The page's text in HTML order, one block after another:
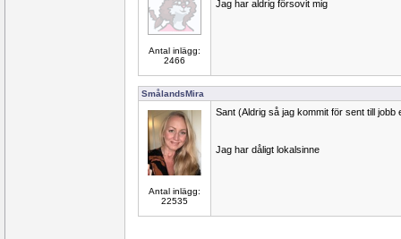
Antal inlägg:
2466
Jag har aldrig försovit mig
SmålandsMira
Antal inlägg:
22535
Sant (Aldrig så jag kommit för sent till jobb
Jag har dåligt lokalsinne